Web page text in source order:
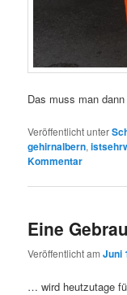
Das muss man
Veröffentlicht unter
gehirnalbern,
Kommentar
Eine
Veröffentlicht amJuni
… wird heutzutage